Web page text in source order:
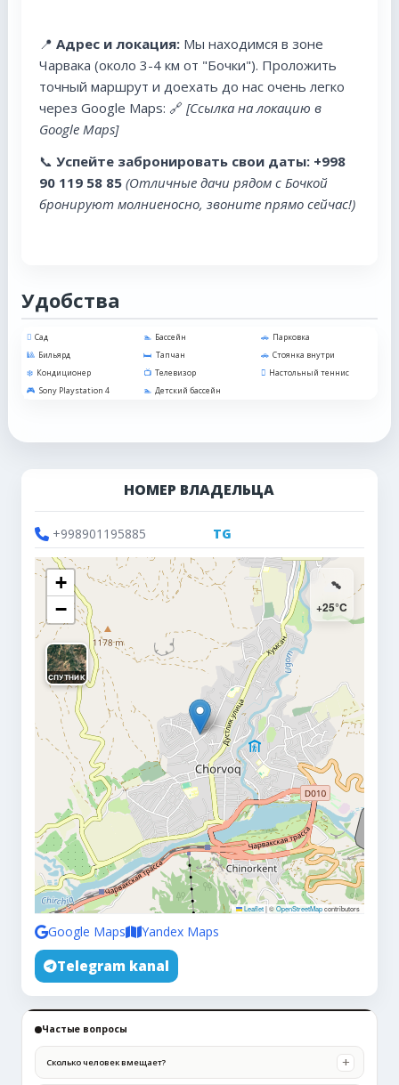
📍 Адрес и локация:Мы находимся в зоне
Чарвака (около 3-4 км от "Бочки"). Проложить
точный маршрут и доехать до нас очень легко
через Google Maps: 🔗 [Ссылка на локацию в
Google Maps]
📞 Успейте забронировать свои даты: +998
90 119 58 85 (Отличные дачи рядом с Бочкой
бронируют молниеносно, звоните прямо сейчас!)
Удобства
Сад Бассейн
Парковка
Бильярд
Тапчан
Стоянка внутри
Кондиционер
Телевизор
Настольный теннис
Sony Playstation 4
Детский бассейн
НОМЕР ВЛАДЕЛЬЦА
+998901195885 TG
+25°C
+
−
СПУТНИК
Leaflet|©OpenStreetMapcontributors
Google Maps Yandex Maps
Telegram kanal
Частые вопросы
Сколько человек вмещает?